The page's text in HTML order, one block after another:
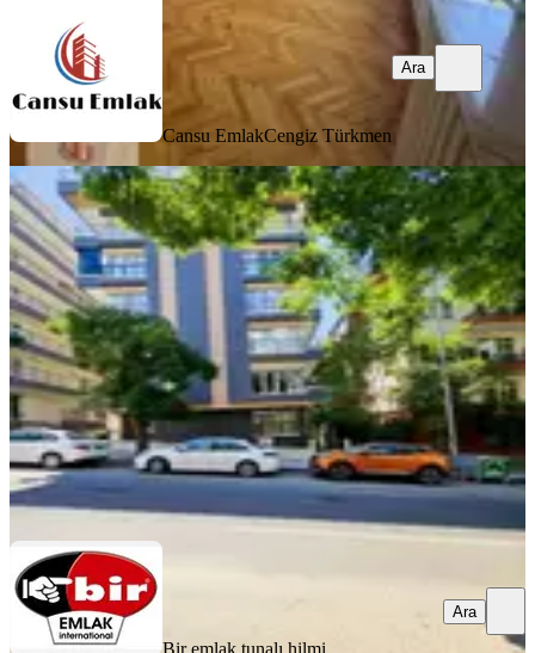
Cansu EmlakCengiz Türkmen
Ara
YENİ
Tunalihilmi Başlangıcında 2+1 Yenı
Bınada Kiralık Daire
Çankaya, Kavaklıdere Mahallesi
2+1
110 m²·3. Kat· 07.08.2026
50.000 ₺
Bir emlak tunalı hilmi temsilciliğiUğur BAYLAV
Ara
Bir emlak tunalı hilmi
Ara